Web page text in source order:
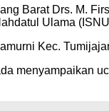
Barat Drs. M.
Ulama
Kec.
menyampaikan